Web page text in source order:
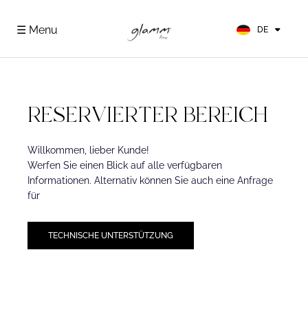
☰ Menu DE
ES
RESERVIERTER BEREICH
Willkommen, lieber Kunde!
Werfen Sie einen Blick auf alle verfügbaren
Informationen. Alternativ können Sie auch eine Anfrage
für
TECHNISCHE UNTERSTÜTZUNG